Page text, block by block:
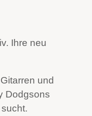
Ihre neu
und
Dodgsons